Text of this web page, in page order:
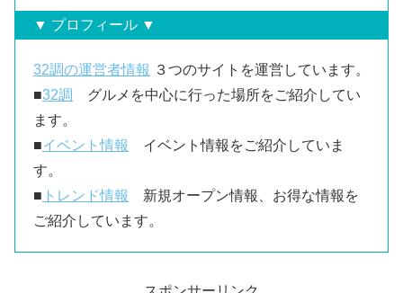
▼ プロフィール ▼
32調の運営者情報 ３つのサイトを運営しています。
■32調
グルメを中心に行った場所をご紹介してい
ます。
■イベント情報
イベント情報をご紹介していま
す。
■ トレンド情報
新規オープン情報、お得な情報を
ご紹介しています。